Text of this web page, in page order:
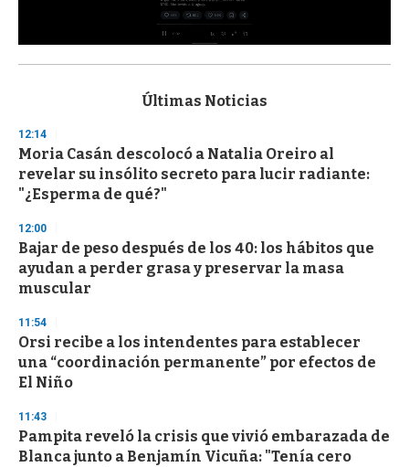
s
d
s
o
f
s
e
c
o
n
s
Últimas Noticias
12:14
Moria Casán descolocó a Natalia Oreiro al
revelar su insólito secreto para lucir radiante:
"¿Esperma de qué?"
12:00
Bajar de peso después de los 40: los hábitos que
ayudan a perder grasa y preservar la masa
muscular
11:54
Orsi recibe a los intendentes para establecer
una “coordinación permanente” por efectos de
El Niño
11:43
Pampita reveló la crisis que vivió embarazada de
Blanca junto a Benjamín Vicuña: "Tenía cero